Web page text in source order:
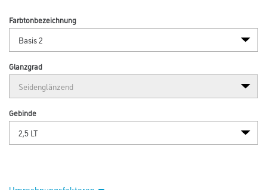
Farbtonbezeichnung
Glanzgrad
Gebinde